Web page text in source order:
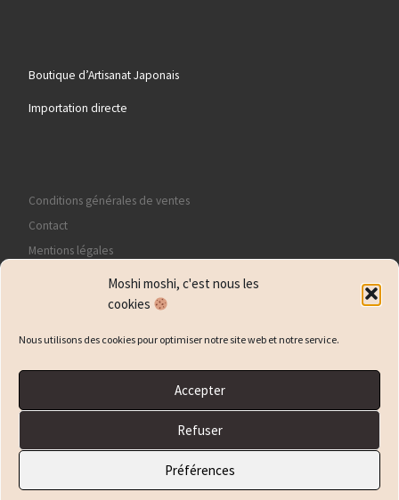
Moshi moshi, c'est nous les
cookies
Nous utilisons des cookies pour optimiser notre site web et notre service.
Accepter
Refuser
Préférences
Boutique d’Artisanat Japonais
Importation directe
Conditions générales de ventes
Contact
Mentions légales
Politique de confidentialité
Politique de cookies (EU)
© 2026Yotsuya– Tous droits réservés
– Réalisé avec the